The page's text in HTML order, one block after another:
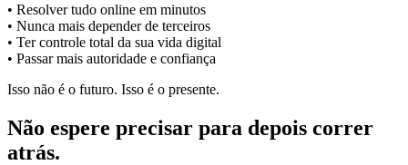
• Resolver tudo online em minutos
• Nunca mais depender de terceiros
• Ter controle total da sua vida digital
• Passar mais autoridade e confiança
Isso não é o futuro. Isso é o presente.
Não espere precisar para depois correr
atrás.